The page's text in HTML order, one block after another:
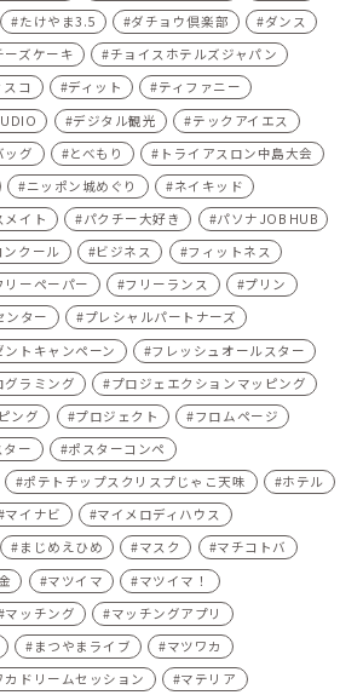
たけやま3.5 ダチョウ倶楽部
ダンス
ーズケーキ
チョイスホテルズジャパン
スコ ディット
ティファニー
デジタル観光
テックアイエス
ッグ とべもり
トライアスロン中島大会
ニッポン城めぐり
ネイキッド
メイト パクチー大好き
パソナJOB HUB
ンクール ビジネス
フィットネス
リーペーパー フリーランス
プリン
ンター
プレシャルパートナーズ
ントキャンペーン
フレッシュオールスター
グラミング
プロジェエクションマッピング
ング
プロジェクト
フロムページ
ター
ポスターコンペ
ポテトチップスクリスプじゃこ天味
ホテル
マイナビ
マイメロディハウス
まじめえひめ マスク
マチコトバ
マツイマ
マツイマ！
マッチング
マッチングアプリ
まつやまライブ
マツワカ
カドリームセッション
マテリア